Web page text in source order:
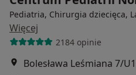
Pediatria, Chirurgia dziecięca,
Więcej
2184 opinie
Bolesława Leśmiana 7/